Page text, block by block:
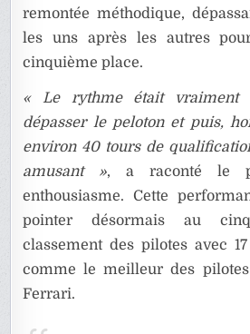
remontée méthodique,
les uns après les autres
cinquième place.
« Le rythme était vraiment
dépasser le peloton et puis,
environ 40 tours de
amusant », a raconté le
enthousiasme. Cette
pointer désormais au
classement des pilotes avec
comme le meilleur des
Ferrari.